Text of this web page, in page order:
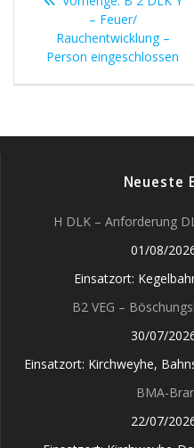
Beitrag:
– Feuer/
Rauchentwicklung –
Person eingeschlossen
Neueste
H DLK – Anforderung
01/08/
Einsatzort:
B2 VEG –
30/07/
Einsatzort: Kirchweyhe,
BMA-
22/07/